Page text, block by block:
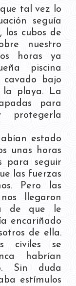
tal vez lo
seguía
los cubos de
nuestro
horas ya
piscina
cavado bajo
playa. La
para
protegerla
estado
unas horas
para seguir
las fuerzas
Pero las
llegaron
de que le
encariñado
de ella.
civiles se
habrían
Sin duda
estímulos